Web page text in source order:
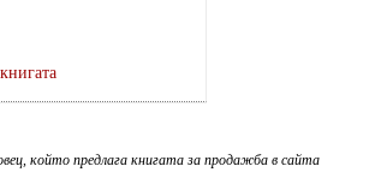
който предлага книгата за продажба в сайта